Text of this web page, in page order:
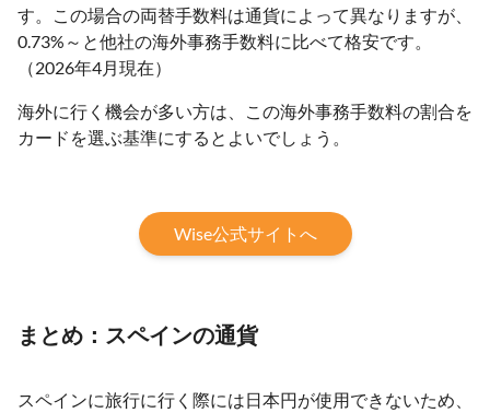
す。この場合の両替手数料は通貨によって異なりますが、
0.73%～と他社の海外事務手数料に比べて格安です。
（2026年4月現在）
海外に行く機会が多い方は、この海外事務手数料の割合を
カードを選ぶ基準にするとよいでしょう。
Wise公式サイトへ
まとめ：スペインの通貨
スペインに旅行に行く際には日本円が使用できないため、